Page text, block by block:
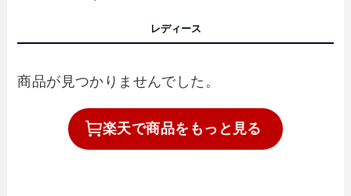
レディース
商品が見つかりませんでした。
楽天で商品を もっと見る